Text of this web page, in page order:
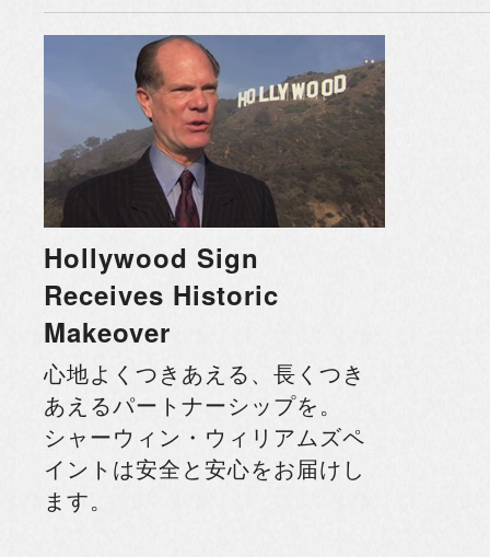
Hollywood Sign
Receives Historic
Makeover
心地よくつきあえる、長くつき
あえるパートナーシップを。
シャーウィン・ウィリアムズペ
イントは安全と安心をお届けし
ます。